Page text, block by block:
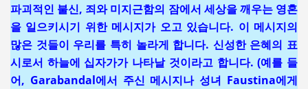
파괴적인 불신, 죄와 미지근함의 잠에서 세상을 깨우는 영혼
을 일으키시기 위한 메시지가 오고 있습니다. 이 메시지의
많은 것들이 우리를 특히 놀라게 합니다. 신성한 은혜의 표
시로서 하늘에 십자가가 나타날 것이라고 합니다. (예를 들
어, Garabandal에서 주신 메시지나 성녀 Faustina에게